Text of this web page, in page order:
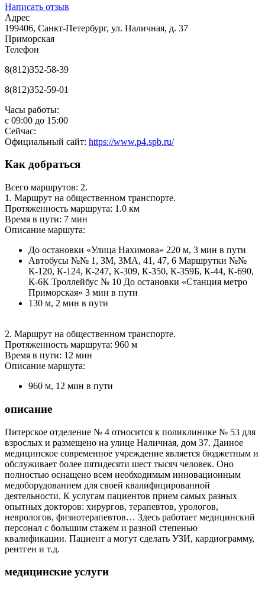
Написать отзыв
Адрес
199406, Санкт-Петербург, ул. Наличная, д. 37
Приморская
Телефон
8(812)352-58-39
8(812)352-59-01
Часы работы:
с 09:00 до 15:00
Сейчас:
Официальный сайт: https://www.p4.spb.ru/
Как добраться
Всего маршрутов: 2.
1. Маршрут на общественном транспорте.
Протяженность маршрута: 1.0 км
Время в пути: 7 мин
Описание маршута:
До остановки «Улица Нахимова» 220 м, 3 мин в пути
Автобусы №№ 1, 3М, 3МА, 41, 47, 6 Маршрутки №№
К-120, К-124, К-247, К-309, К-350, К-359Б, К-44, К-690,
К-6К Троллейбус № 10 До остановки «Станция метро
Приморская» 3 мин в пути
130 м, 2 мин в пути
2. Маршрут на общественном транспорте.
Протяженность маршрута: 960 м
Время в пути: 12 мин
Описание маршута:
960 м, 12 мин в пути
описание
Питерское отделение № 4 относится к поликлинике № 53 для
взрослых и размещено на улице Наличная, дом 37. Данное
медицинское современное учреждение является бюджетным и
обслуживает более пятидесяти шест тысяч человек. Оно
полностью оснащено всем необходимым инновационным
медоборудованием для своей квалифицированной
деятельности. К услугам пациентов прием самых разных
опытных докторов: хирургов, терапевтов, урологов,
неврологов, физиотерапевтов… Здесь работает медицинский
персонал с большим стажем и разной степенью
квалификации. Пациент а могут сделать УЗИ, кардиограмму,
рентген и т.д.
медицинские услуги